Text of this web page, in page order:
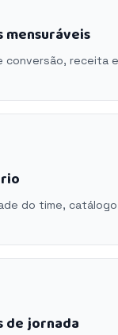
conversão, receita
do time,
de jornada